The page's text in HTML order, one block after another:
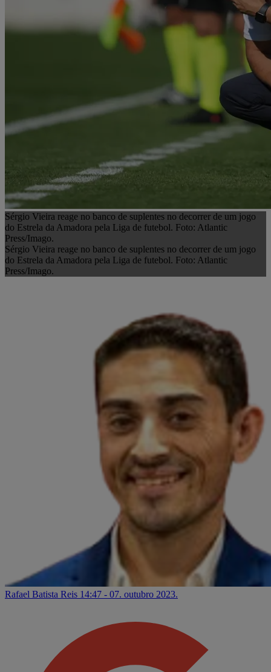
Sérgio Vieira reage no banco de suplentes no decorrer de um jogo
do Estrela da Amadora pela Liga de futebol. Foto: Atlantic
Press/Imago.
Sérgio Vieira reage no banco de suplentes no decorrer de um jogo
do Estrela da Amadora pela Liga de futebol. Foto: Atlantic
Press/Imago.
Rafael Batista Reis 14:47 - 07. outubro 2023.